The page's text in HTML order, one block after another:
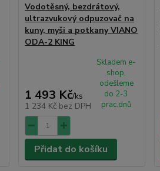
Vodotěsný, bezdrátový,
ultrazvukový odpuzovač na
kuny, myši a potkany VIANO
ODA-2 KING
1 493 Kč/ks
1 234 Kč bez DPH
Skladem e-
shop,
odešleme
do 2-3
prac.dnů
Přidat do košíku